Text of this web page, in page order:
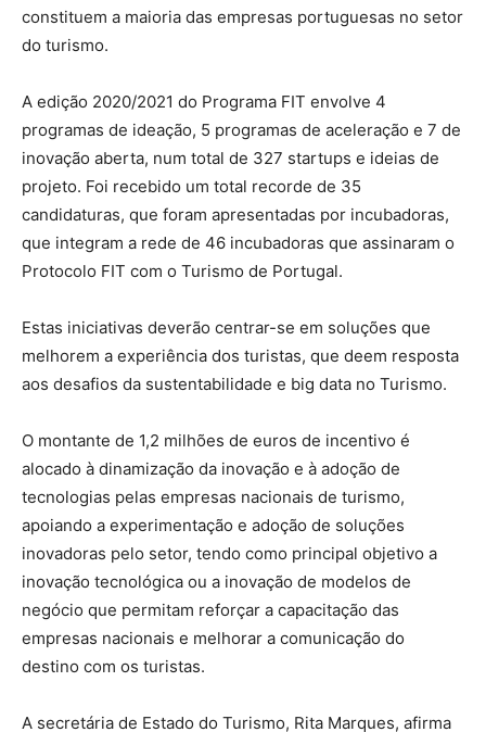
constituem a maioria das empresas portuguesas no setor
do turismo.
A edição 2020/2021 do Programa FIT envolve 4
programas de ideação, 5 programas de aceleração e 7 de
inovação aberta, num total de 327 startups e ideias de
projeto. Foi recebido um total recorde de 35
candidaturas, que foram apresentadas por incubadoras,
que integram a rede de 46 incubadoras que assinaram o
Protocolo FIT com o Turismo de Portugal.
Estas iniciativas deverão centrar-se em soluções que
melhorem a experiência dos turistas, que deem resposta
aos desafios da sustentabilidade e big data no Turismo.
O montante de 1,2 milhões de euros de incentivo é
alocado à dinamização da inovação e à adoção de
tecnologias pelas empresas nacionais de turismo,
apoiando a experimentação e adoção de soluções
inovadoras pelo setor, tendo como principal objetivo a
inovação tecnológica ou a inovação de modelos de
negócio que permitam reforçar a capacitação das
empresas nacionais e melhorar a comunicação do
destino com os turistas.
A secretária de Estado do Turismo, Rita Marques, afirma